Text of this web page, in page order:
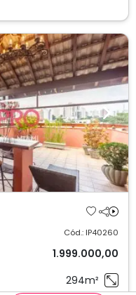
Next
Cód.: IP40260
1.999.000,00
294m²